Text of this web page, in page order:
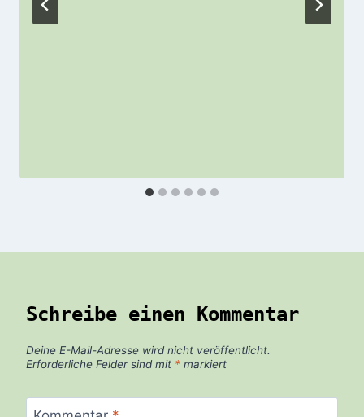
Schreibe einen Kommentar
Deine E-Mail-Adresse wird nicht veröffentlicht.
Erforderliche Felder sind mit * markiert